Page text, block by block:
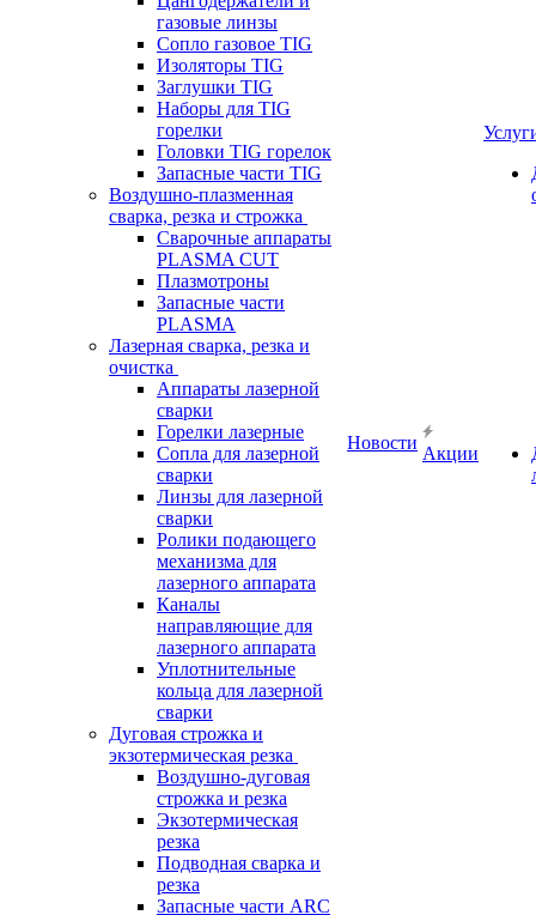
газовые линзы
Сопло газовое TIG
Изоляторы TIG
Заглушки TIG
Наборы для TIG
горелки
Головки TIG горелок
Запасные части TIG
Воздушно-плазменная
сварка, резка и строжка
Сварочные аппараты
PLASMA CUT
Плазмотроны
Запасные части
PLASMA
Лазерная сварка, резка и
очистка
Аппараты лазерной
сварки
Горелки лазерные
Сопла для лазерной
сварки
Линзы для лазерной
сварки
Ролики подающего
механизма для
лазерного аппарата
Каналы
направляющие для
лазерного аппарата
Уплотнительные
кольца для лазерной
сварки
Дуговая строжка и
экзотермическая резка
Воздушно-дуговая
строжка и резка
Экзотермическая
резка
Подводная сварка и
резка
Запасные части ARC
Новости
Акции